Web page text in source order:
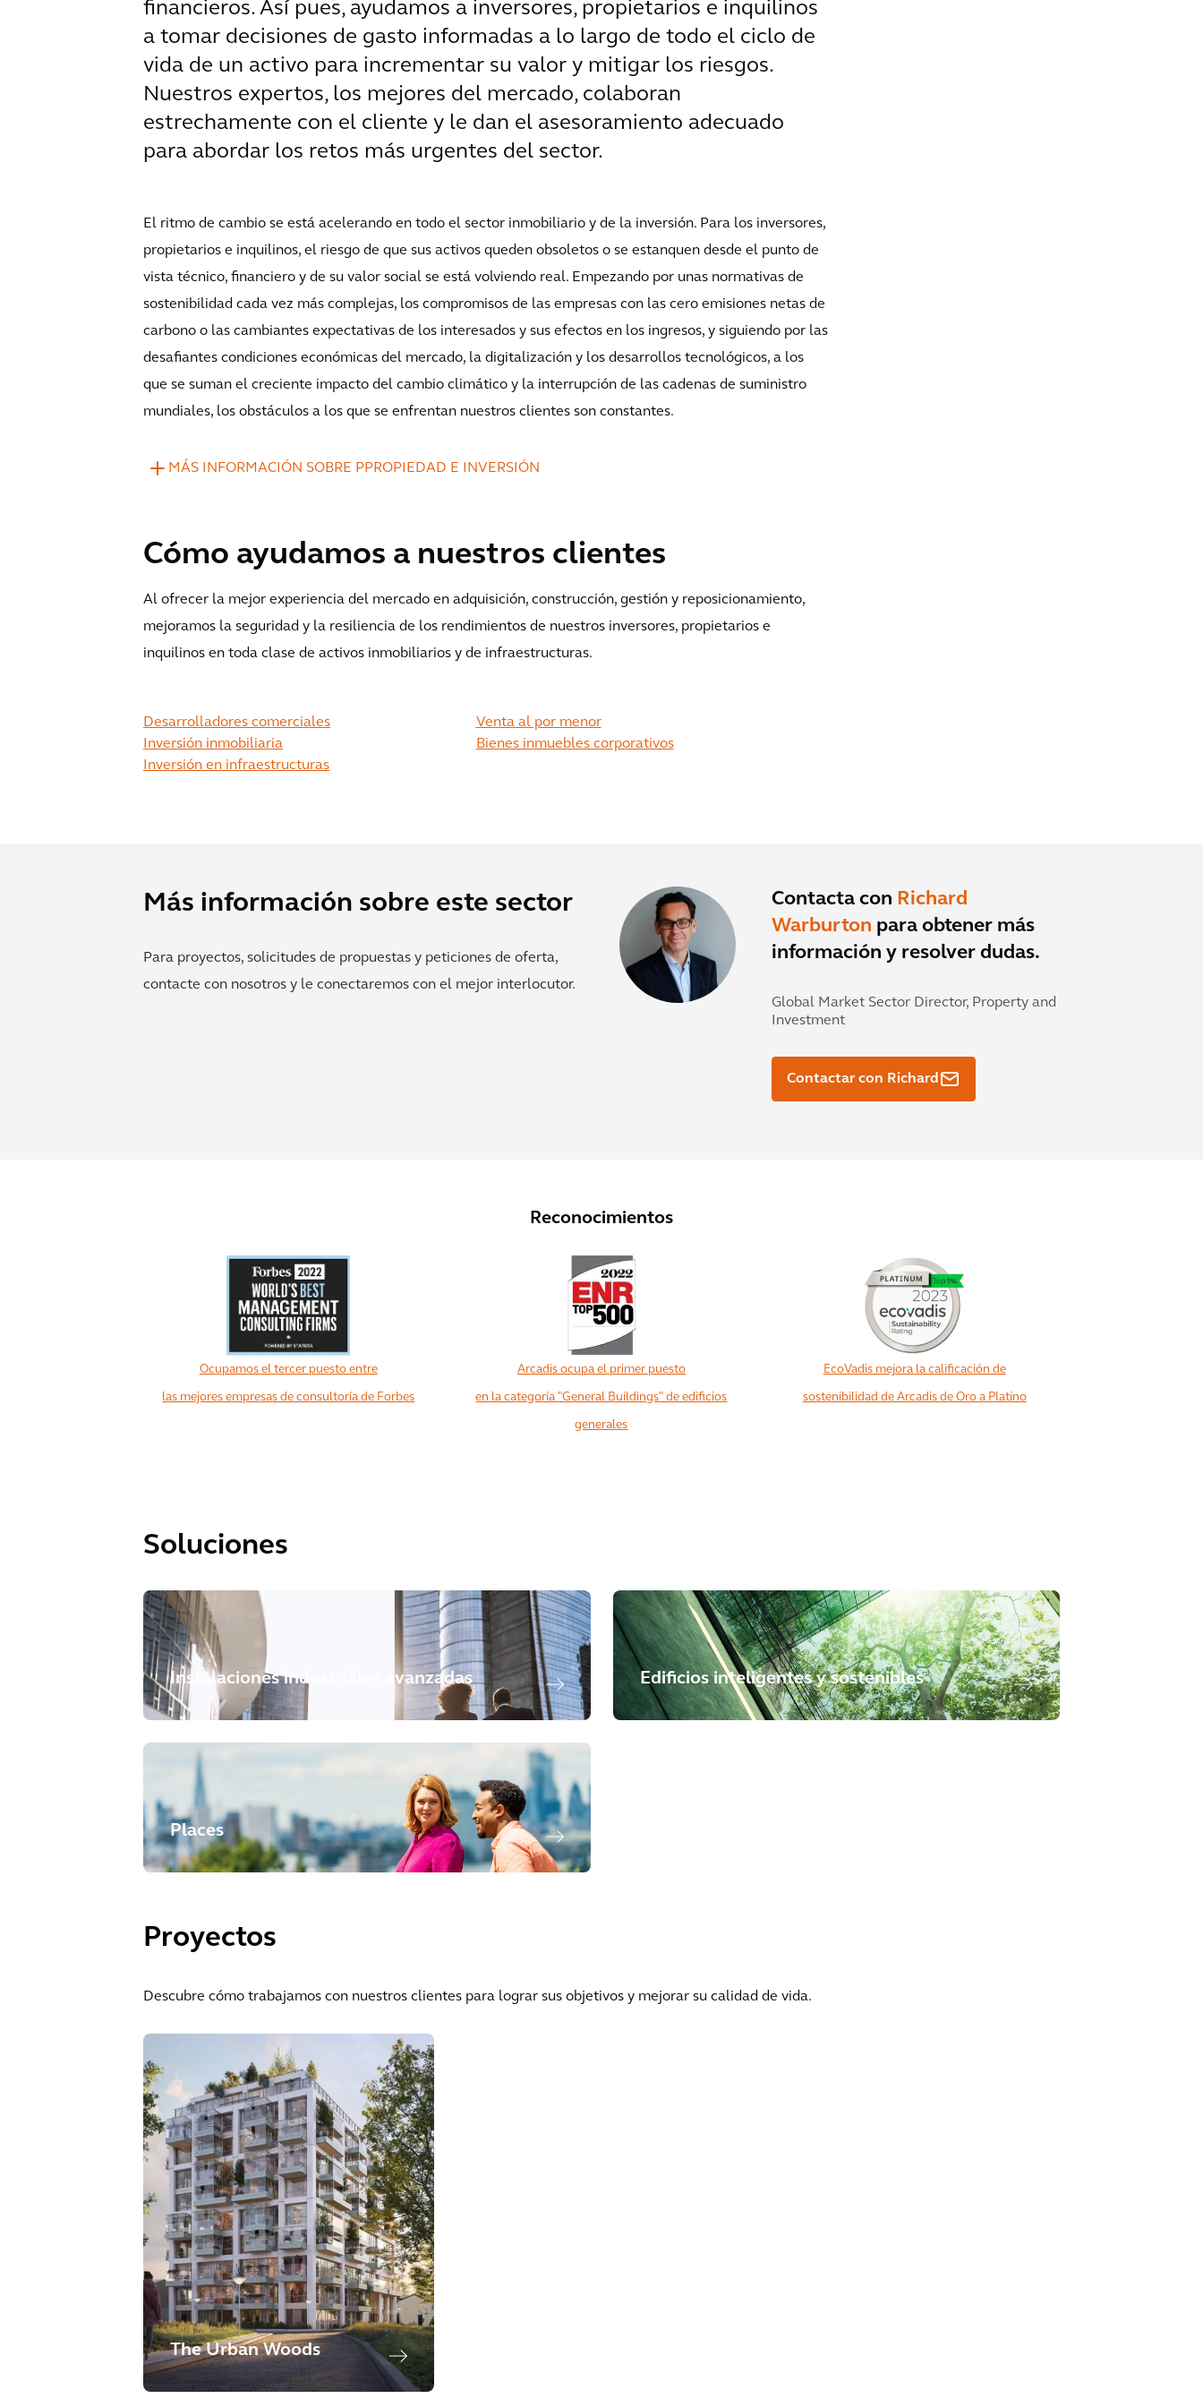
financieros. Así pues, ayudamos a inversores, propietarios e inquilinos
a tomar decisiones de gasto informadas a lo largo de todo el ciclo de
vida de un activo para incrementar su valor y mitigar los riesgos.
Nuestros expertos, los mejores del mercado, colaboran
estrechamente con el cliente y le dan el asesoramiento adecuado
para abordar los retos más urgentes del sector.
El ritmo de cambio se está acelerando en todo el sector inmobiliario y de la inversión. Para los inversores,
propietarios e inquilinos, el riesgo de que sus activos queden obsoletos o se estanquen desde el punto de
vista técnico, financiero y de su valor social se está volviendo real. Empezando por unas normativas de
sostenibilidad cada vez más complejas, los compromisos de las empresas con las cero emisiones netas de
carbono o las cambiantes expectativas de los interesados y sus efectos en los ingresos, y siguiendo por las
desafiantes condiciones económicas del mercado, la digitalización y los desarrollos tecnológicos, a los
que se suman el creciente impacto del cambio climático y la interrupción de las cadenas de suministro
mundiales, los obstáculos a los que se enfrentan nuestros clientes son constantes.
MÁS INFORMACIÓN SOBRE PPROPIEDAD E INVERSIÓN
Cómo ayudamos a nuestros clientes
Al ofrecer la mejor experiencia del mercado en adquisición, construcción, gestión y reposicionamiento,
mejoramos la seguridad y la resiliencia de los rendimientos de nuestros inversores, propietarios e
inquilinos en toda clase de activos inmobiliarios y de infraestructuras.
Desarrolladores comerciales
Venta al por menor
Inversión inmobiliaria
Bienes inmuebles corporativos
Inversión en infraestructuras
Más información sobre este sector
Para proyectos, solicitudes de propuestas y peticiones de oferta,
contacte con nosotros y le conectaremos con el mejor interlocutor.
Contacta con Richard
Warburton para obtener más
información y resolver dudas.
Global Market Sector Director, Property and
Investment
Contactar con Richard
Reconocimientos
Ocupamos el tercer puesto entre
las mejores empresas de consultoría de Forbes
Arcadis ocupa el primer puesto
en la categoría "General Buildings" de edificios
generales
EcoVadis mejora la calificación de
sostenibilidad de Arcadis de Oro a Platino
Soluciones
Instalaciones industriales avanzadas Edificios inteligentes y sostenibles
Places
Proyectos
Descubre cómo trabajamos con nuestros clientes para lograr sus objetivos y mejorar su calidad de vida.
The Urban Woods